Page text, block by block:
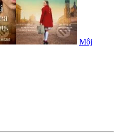
Môj